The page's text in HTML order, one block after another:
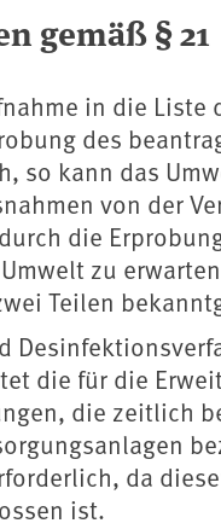
gemäß § 21
in die Liste
des
so kann das
von der
die
zu
Teilen
die für die
die zeitlich
da
ist.